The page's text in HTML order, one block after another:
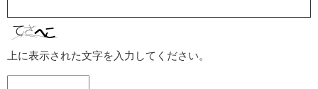
上に表示された文字を入力してください。